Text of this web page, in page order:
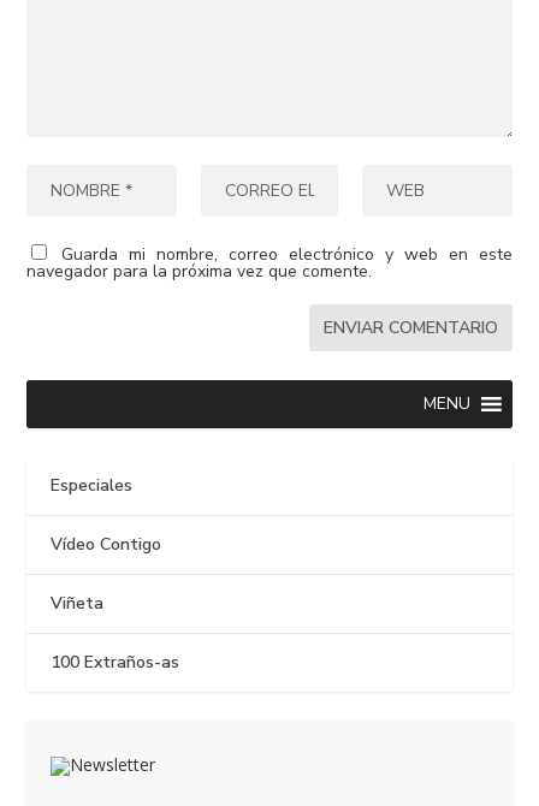
Guarda mi nombre, correo electrónico y web en este
navegador para la próxima vez que comente.
MENU
Especiales
Vídeo Contigo
Viñeta
100 Extraños-as